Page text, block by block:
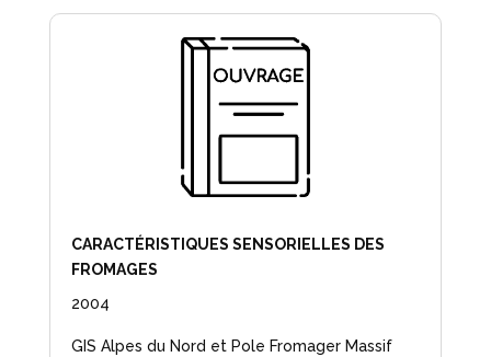
CARACTÉRISTIQUES SENSORIELLES DES
FROMAGES
2004
GIS Alpes du Nord et Pole Fromager Massif